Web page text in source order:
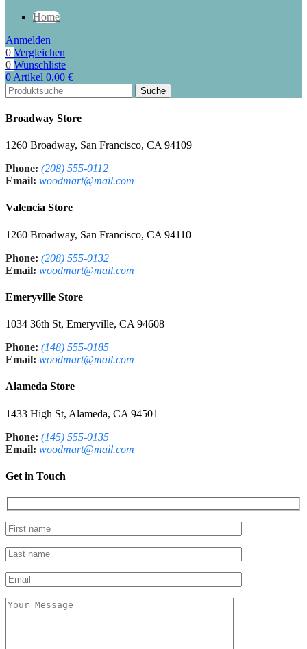
Home
Anmelden
0 Vergleichen
0 Wunschliste
0 Artikel 0,00 €
Suche
Broadway Store
1260 Broadway, San Francisco, CA 94109
Phone: (208) 555-0112
Email: woodmart@mail.com
Valencia Store
1260 Broadway, San Francisco, CA 94110
Phone: (208) 555-0132
Email: woodmart@mail.com
Emeryville Store
1034 36th St, Emeryville, CA 94608
Phone: (148) 555-0185
Email: woodmart@mail.com
Alameda Store
1433 High St, Alameda, CA 94501
Phone: (145) 555-0135
Email: woodmart@mail.com
Get in Touch